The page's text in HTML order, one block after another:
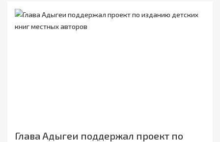
Глава Адыгеи поддержал проект по